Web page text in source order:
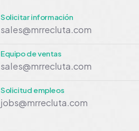
Solicitar información
sales@mrrecluta.com
Equipo de ventas
sales@mrrecluta.com
Solicitud empleos
jobs@mrrecluta.com